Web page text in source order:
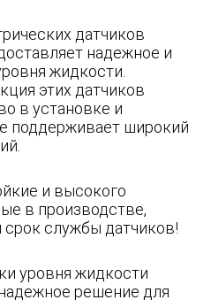
датчиков
надежное и
жидкости.
этих датчиков
в установке и
поддерживает широкий
и высокого
в производстве,
службы датчиков!
уровня жидкости
решение для